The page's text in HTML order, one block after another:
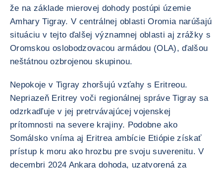
že na základe mierovej dohody postúpi územie
Amhary Tigray. V centrálnej oblasti Oromia narúšajú
situáciu v tejto ďalšej významnej oblasti aj zrážky s
Oromskou oslobodzovacou armádou (OLA), ďalšou
neštátnou ozbrojenou skupinou.
Nepokoje v Tigray zhoršujú vzťahy s Eritreou.
Nepriazeň Eritrey voči regionálnej správe Tigray sa
odzrkadľuje v jej pretrvávajúcej vojenskej
prítomnosti na severe krajiny. Podobne ako
Somálsko vníma aj Eritrea ambície Etiópie získať
prístup k moru ako hrozbu pre svoju suverenitu. V
decembri 2024 Ankara dohoda, uzatvorená za